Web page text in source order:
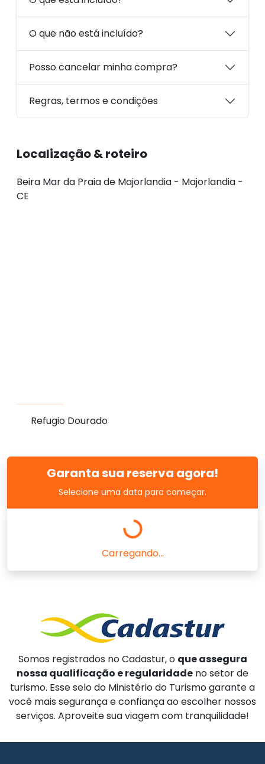
O que não está incluído?
Posso cancelar minha compra?
Regras, termos e condições
Localização & roteiro
Beira Mar da Praia de Majorlandia - Majorlandia -
CE
Refugio Dourado
Garanta sua reserva agora!
Selecione uma data para começar.
Carregando...
Somos registrados no Cadastur, o que assegura
nossa qualificação e regularidade no setor de
turismo. Esse selo do Ministério do Turismo garante a
você mais segurança e confiança ao escolher nossos
serviços. Aproveite sua viagem com tranquilidade!